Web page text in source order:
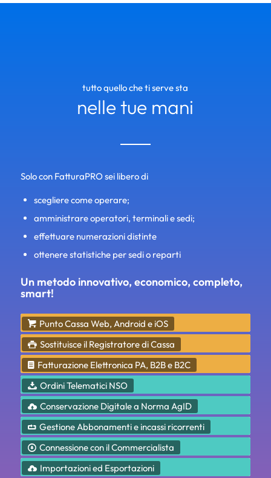
tutto quello che ti serve sta
nelle tue mani
Solo con FatturaPRO sei libero di
scegliere come operare;
amministrare operatori, terminali e sedi;
effettuare numerazioni distinte
ottenere statistiche per sedi o reparti
Un metodo innovativo, economico, completo,
smart!
Punto Cassa Web, Android e iOS
Sostituisce il Registratore di Cassa
Fatturazione Elettronica PA, B2B e B2C
Ordini Telematici NSO
Conservazione Digitale a Norma AgID
Gestione Abbonamenti e incassi ricorrenti
Connessione con il Commercialista
Importazioni ed Esportazioni